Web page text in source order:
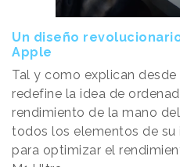
Un diseño
Apple
Tal y como explican desde
redefine la idea de
rendimiento de la mano
todos los elementos de su
para optimizar el